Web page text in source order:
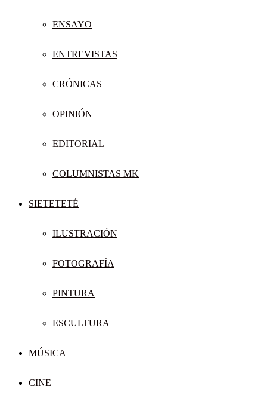
ENSAYO
ENTREVISTAS
CRÓNICAS
OPINIÓN
EDITORIAL
COLUMNISTAS MK
SIETETETÉ
ILUSTRACIÓN
FOTOGRAFÍA
PINTURA
ESCULTURA
MÚSICA
CINE